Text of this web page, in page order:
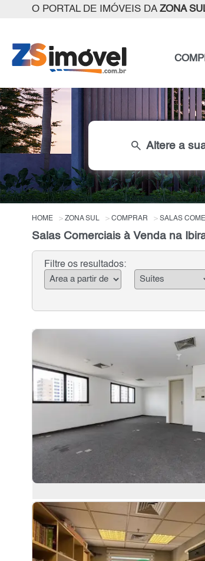
O PORTAL DE IMÓVEIS DA ZONA
search Altere a
HOME ZONA SUL COMPRAR SALAS
Salas Comerciais à Venda na
Filtre os resultados: